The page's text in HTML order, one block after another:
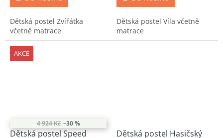
Dětská postel Zvířátka
včetně matrace
Dětská postel Víla včetně
matrace
AKCE
4 924 Kč –30 %
Dětská postel Speed
Dětská postel Hasičský